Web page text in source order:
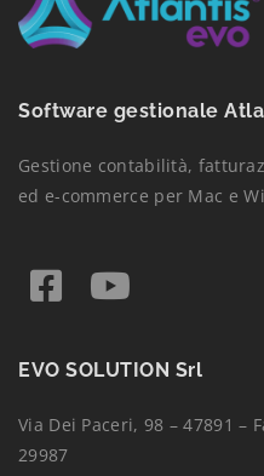
Software gestionale
Gestione contabilità,
ed e-commerce per Mac e
EVO SOLUTION Srl
Via Dei Paceri, 98 – 47891 –
29987